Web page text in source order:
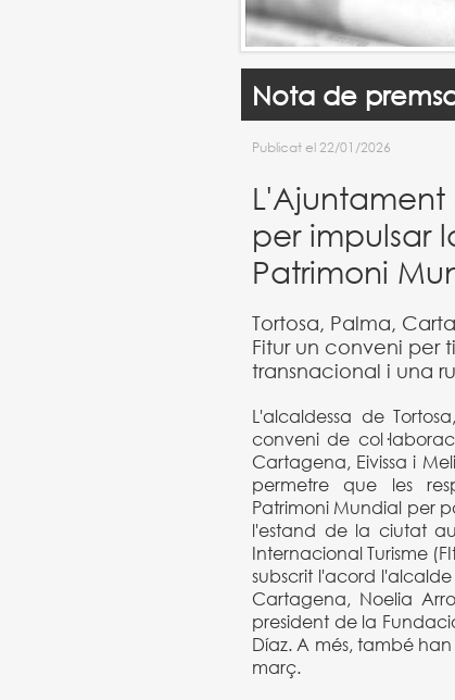
Nota de
Publicat el 22/01/2026
per impulsar
Patrimoni
Tortosa, Palma,
Fitur un conveni per
transnacional i una
L'alcaldessa de
conveni de
Cartagena, Eivissa i
permetre que les
Patrimoni Mundial per
l'estand de la ciutat
Internacional Turisme
subscrit l'acord
Cartagena, Noelia
president de la
Díaz. A més, també
març.